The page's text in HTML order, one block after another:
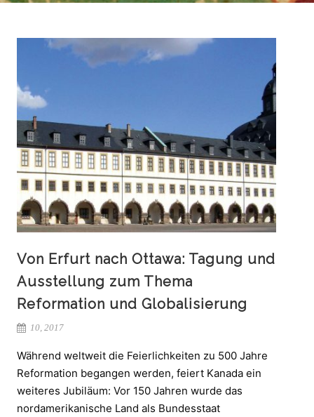
Von Erfurt nach Ottawa: Tagung und
Ausstellung zum Thema
Reformation und Globalisierung
10, 2017
Während weltweit die Feierlichkeiten zu 500 Jahre
Reformation begangen werden, feiert Kanada ein
weiteres Jubiläum: Vor 150 Jahren wurde das
nordamerikanische Land als Bundesstaat